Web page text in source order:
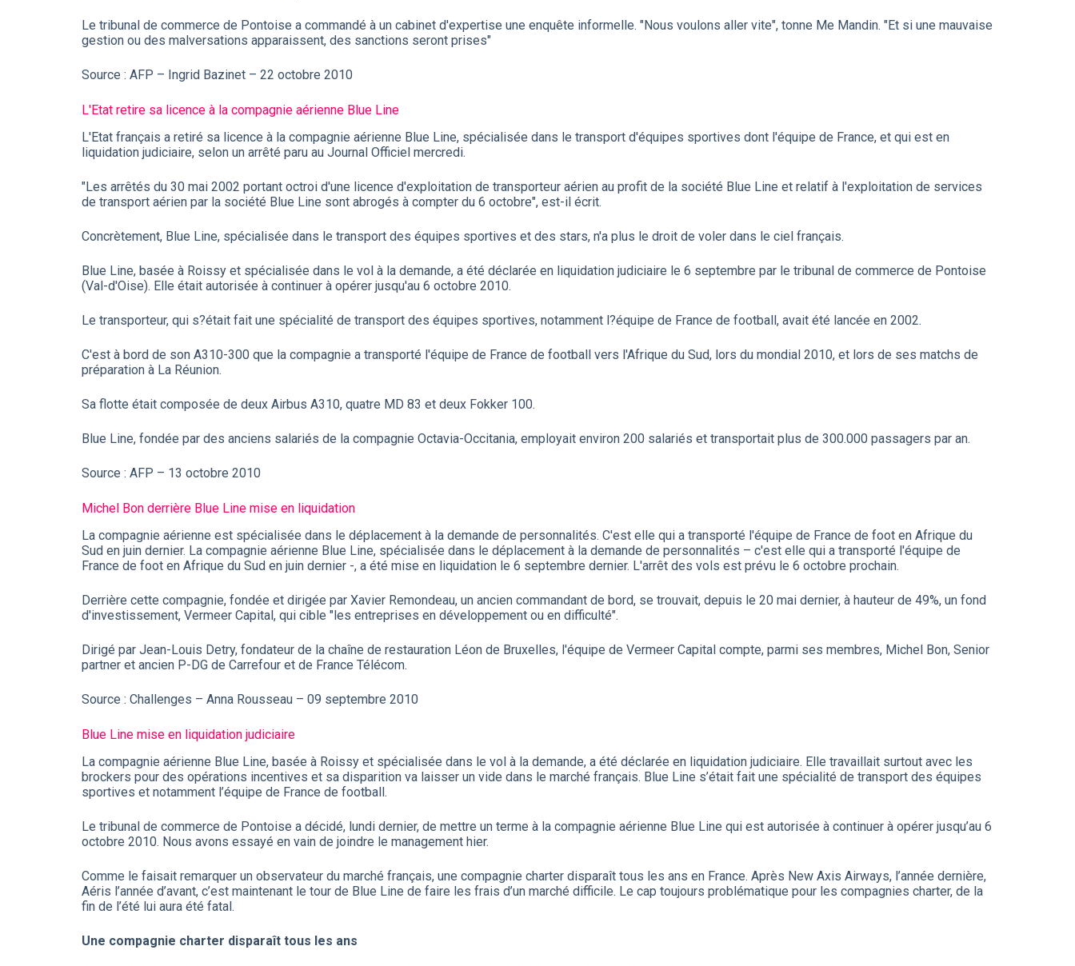
Le tribunal de commerce de Pontoise a commandé à un cabinet d'expertise une enquête informelle. "Nous voulons aller vite", tonne Me Mandin. "Et si une mauvaise
gestion ou des malversations apparaissent, des sanctions seront prises"
Source : AFP – Ingrid Bazinet – 22 octobre 2010
L'Etat retire sa licence à la compagnie aérienne Blue Line
L'Etat français a retiré sa licence à la compagnie aérienne Blue Line, spécialisée dans le transport d'équipes sportives dont l'équipe de France, et qui est en
liquidation judiciaire, selon un arrêté paru au Journal Officiel mercredi.
"Les arrêtés du 30 mai 2002 portant octroi d'une licence d'exploitation de transporteur aérien au profit de la société Blue Line et relatif à l'exploitation de services
de transport aérien par la société Blue Line sont abrogés à compter du 6 octobre", est-il écrit.
Concrètement, Blue Line, spécialisée dans le transport des équipes sportives et des stars, n'a plus le droit de voler dans le ciel français.
Blue Line, basée à Roissy et spécialisée dans le vol à la demande, a été déclarée en liquidation judiciaire le 6 septembre par le tribunal de commerce de Pontoise
(Val-d'Oise). Elle était autorisée à continuer à opérer jusqu'au 6 octobre 2010.
Le transporteur, qui s?était fait une spécialité de transport des équipes sportives, notamment l?équipe de France de football, avait été lancée en 2002.
C'est à bord de son A310-300 que la compagnie a transporté l'équipe de France de football vers l'Afrique du Sud, lors du mondial 2010, et lors de ses matchs de
préparation à La Réunion.
Sa flotte était composée de deux Airbus A310, quatre MD 83 et deux Fokker 100.
Blue Line, fondée par des anciens salariés de la compagnie Octavia-Occitania, employait environ 200 salariés et transportait plus de 300.000 passagers par an.
Source : AFP – 13 octobre 2010
Michel Bon derrière Blue Line mise en liquidation
La compagnie aérienne est spécialisée dans le déplacement à la demande de personnalités. C'est elle qui a transporté l'équipe de France de foot en Afrique du
Sud en juin dernier. La compagnie aérienne Blue Line, spécialisée dans le déplacement à la demande de personnalités – c'est elle qui a transporté l'équipe de
France de foot en Afrique du Sud en juin dernier -, a été mise en liquidation le 6 septembre dernier. L'arrêt des vols est prévu le 6 octobre prochain.
Derrière cette compagnie, fondée et dirigée par Xavier Remondeau, un ancien commandant de bord, se trouvait, depuis le 20 mai dernier, à hauteur de 49%, un fond
d'investissement, Vermeer Capital, qui cible "les entreprises en développement ou en difficulté".
Dirigé par Jean-Louis Detry, fondateur de la chaîne de restauration Léon de Bruxelles, l'équipe de Vermeer Capital compte, parmi ses membres, Michel Bon, Senior
partner et ancien P-DG de Carrefour et de France Télécom.
Source : Challenges – Anna Rousseau – 09 septembre 2010
Blue Line mise en liquidation judiciaire
La compagnie aérienne Blue Line, basée à Roissy et spécialisée dans le vol à la demande, a été déclarée en liquidation judiciaire. Elle travaillait surtout avec les
brockers pour des opérations incentives et sa disparition va laisser un vide dans le marché français. Blue Line s’était fait une spécialité de transport des équipes
sportives et notamment l’équipe de France de football.
Le tribunal de commerce de Pontoise a décidé, lundi dernier, de mettre un terme à la compagnie aérienne Blue Line qui est autorisée à continuer à opérer jusqu’au 6
octobre 2010. Nous avons essayé en vain de joindre le management hier.
Comme le faisait remarquer un observateur du marché français, une compagnie charter disparaît tous les ans en France. Après New Axis Airways, l’année dernière,
Aéris l’année d’avant, c’est maintenant le tour de Blue Line de faire les frais d’un marché difficile. Le cap toujours problématique pour les compagnies charter, de la
fin de l’été lui aura été fatal.
Une compagnie charter disparaît tous les ans